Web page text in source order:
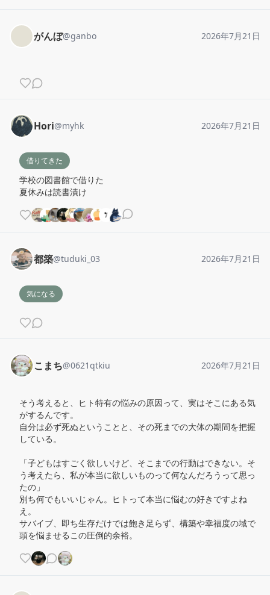
がんぼ@ganbo 2026年7月21日
Hori@myhk 2026年7月21日
借りてきた
学校の図書館で借りた
夏休みは読書漬け
都築@tuduki_03 2026年7月21日
気になる
こまち@0621qtkiu 2026年7月21日
そう考えると、ヒト特有の悩みの原因って、実はそこにある気
がするんです。
自分は必ず死ぬということと、その死までの大体の期間を把握
している。
「子どもはすごく欲しいけど、そこまでの行動はできない。そ
う考えたら、私が本当に欲しいものって何なんだろうって思っ
たの」
別ち何でもいいじゃん。ヒトって本当に悩むの好きですよね
え。
サバイブ、即ち生存だけでは飽き足らず、構築や幸福度の域で
頭を悩ませるこの圧倒的余裕。